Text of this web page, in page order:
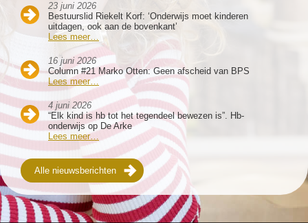
23 juni 2026
Bestuurslid Riekelt Korf: ‘Onderwijs moet kinderen
uitdagen, ook aan de bovenkant’
Lees meer…
16 juni 2026
Column #21 Marko Otten: Geen afscheid van BPS
Lees meer…
4 juni 2026
“Elk kind is hb tot het tegendeel bewezen is”. Hb-
onderwijs op De Arke
Lees meer…
Alle nieuwsberichten